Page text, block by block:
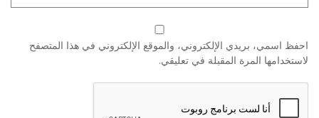
احفظ اسمي، بريدي الإلكتروني، والموقع الإلكتروني في هذا المتصفح
لاستخدامها المرة المقبلة في تعليقي.